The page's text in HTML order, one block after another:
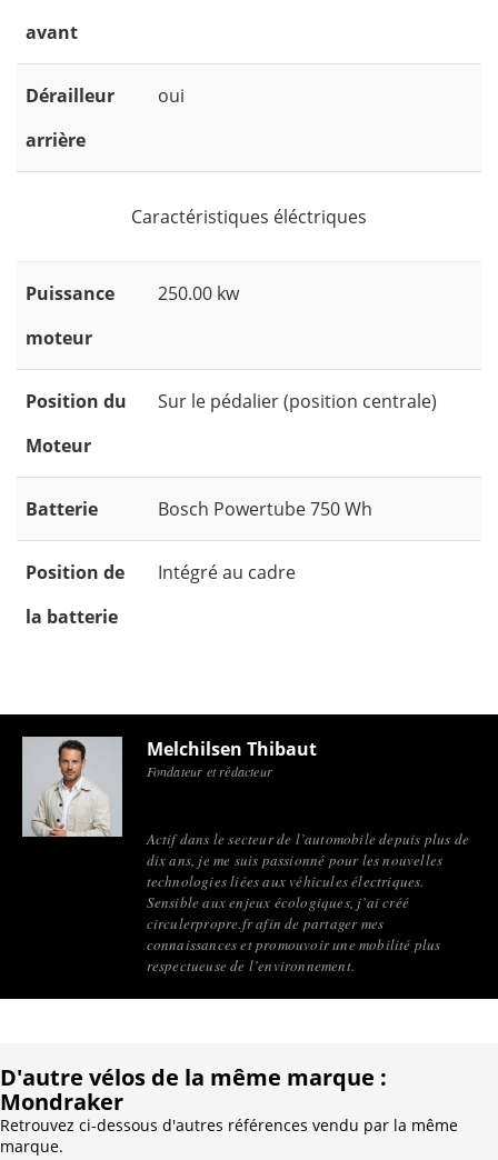
avant
Dérailleur
arrière
oui
Caractéristiques éléctriques
Puissance
moteur
250.00 kw
Position du
Moteur
Sur le pédalier (position centrale)
Batterie Bosch Powertube 750 Wh
Position de
la batterie
Intégré au cadre
Melchilsen Thibaut
Fondateur et rédacteur
Actif dans le secteur de l’automobile depuis plus de
dix ans, je me suis passionné pour les nouvelles
technologies liées aux véhicules électriques.
Sensible aux enjeux écologiques, j’ai créé
circulerpropre.fr afin de partager mes
connaissances et promouvoir une mobilité plus
respectueuse de l’environnement.
D'autre vélos de la même marque :
Mondraker
Retrouvez ci-dessous d'autres références vendu par la même
marque.